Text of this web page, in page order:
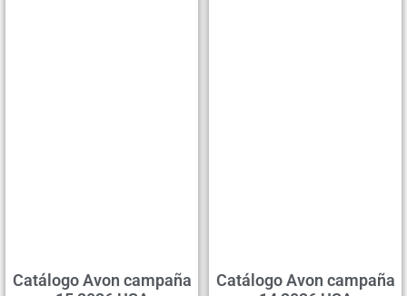
Catálogo Avon campaña
Catálogo Avon campaña